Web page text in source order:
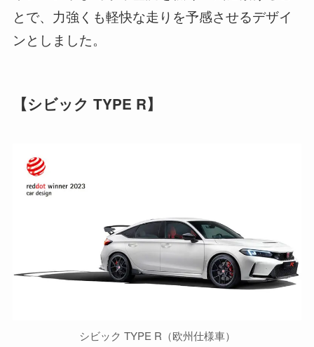
とで、力強くも軽快な走りを予感させるデザイ
ンとしました。
【シビック TYPE R】
シビック TYPE R（欧州仕様車）